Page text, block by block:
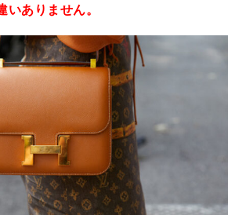
いありません。